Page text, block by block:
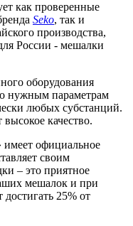
как проверенные
Seko, так и
производства,
России - мешалки
оборудования
нужным параметрам
любых субстанций.
качество.
имеет официальное
своим
– это приятное
мешалок и при
25% от